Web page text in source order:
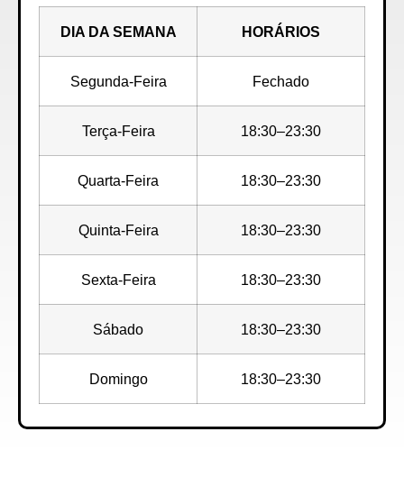
DIA DA SEMANA HORÁRIOS
Segunda-Feira Fechado
Terça-Feira 18:30–23:30
Quarta-Feira 18:30–23:30
Quinta-Feira 18:30–23:30
Sexta-Feira 18:30–23:30
Sábado 18:30–23:30
Domingo 18:30–23:30